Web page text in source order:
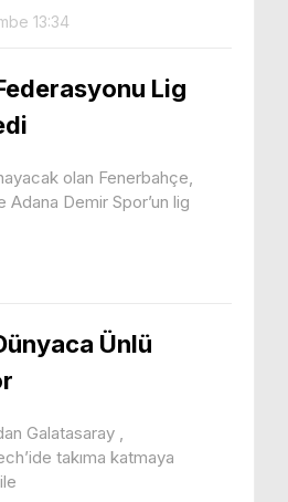
13:34
Lig
olan Fenerbahçe,
Demir Spor’un lig
Ünlü
Galatasaray ,
takıma katmaya